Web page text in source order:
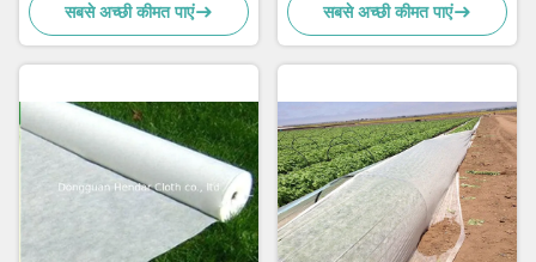
सबसे अच्छी कीमत पाएं सबसे अच्छी कीमत पाएं